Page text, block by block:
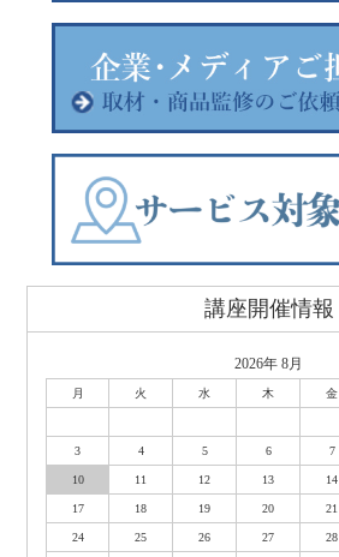
講座開催情報
2026年 8月
月 火 水 木 金
3 4 5 6 7
10 11 12 13 14
17 18 19 20 21
24 25 26 27 28